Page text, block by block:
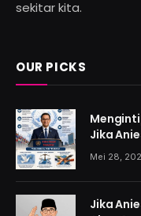
sekitar kita.
OUR PICKS
Jika
Mei 28,
Jika